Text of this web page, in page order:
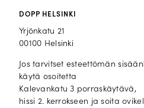
DOPP HELSINKI
Yrjönkatu 21
00100 Helsinki
Jos tarvitset esteettömän
käytä osoitetta
Kalevankatu 3 porraskäytävä,
hissi 2. kerrokseen ja soita